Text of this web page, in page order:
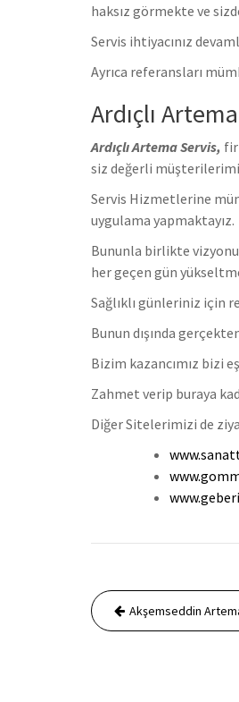
haksız görmekte ve
Servis ihtiyacınız
Ayrıca referansları
Ardıçlı
Ardıçlı Artema Servis,
siz değerli
Servis Hizmetlerine
uygulama yapmaktayız.
Bununla birlikte
her geçen gün
Sağlıklı günleriniz için
Bunun dışında
Bizim kazancımız bizi
Zahmet verip buraya
Diğer Sitelerimizi de
Yazı
gezinmesi
Akşemseddin